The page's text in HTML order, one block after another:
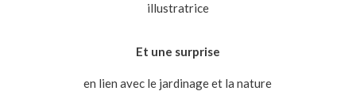
illustratrice
Et une surprise
en lien avec le jardinage et la nature